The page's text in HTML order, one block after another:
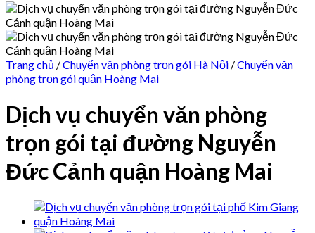
Trang chủ /Chuyển văn phòng trọn gói Hà Nội /Chuyển văn
phòng trọn gói quận Hoàng Mai
Dịch vụ chuyển văn phòng
trọn gói tại đường Nguyễn
Đức Cảnh quận Hoàng Mai